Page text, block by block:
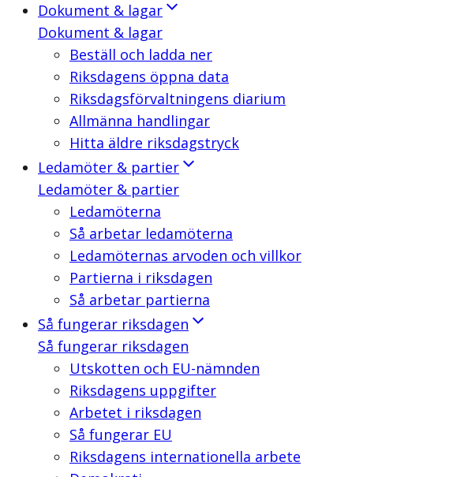
Dokument & lagar
Dokument & lagar
Beställ och ladda ner
Riksdagens öppna data
Riksdagsförvaltningens diarium
Allmänna handlingar
Hitta äldre riksdagstryck
Ledamöter & partier
Ledamöter & partier
Ledamöterna
Så arbetar ledamöterna
Ledamöternas arvoden och villkor
Partierna i riksdagen
Så arbetar partierna
Så fungerar riksdagen
Så fungerar riksdagen
Utskotten och EU-nämnden
Riksdagens uppgifter
Arbetet i riksdagen
Så fungerar EU
Riksdagens internationella arbete